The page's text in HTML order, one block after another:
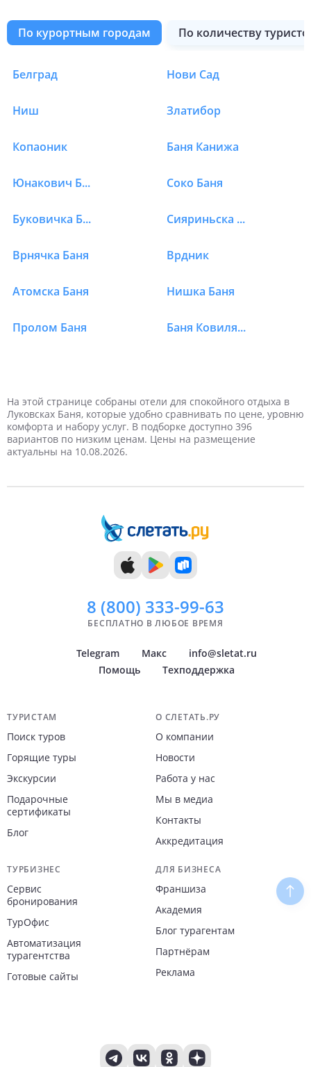
по курортным городам по количеству
Отели в Сербии в
Белград Нови Сад
Ниш Златибор
Копаоник Баня Канижа
Юнакович Баня Соко Баня
Буковичка Баня Сияриньска Баня
Врнячка Баня Врдник
Атомска Баня Нишка Баня
Пролом Баня Баня Ковиляча
3 туриста 4 туриста
3 дня 4 дня
5 дней 6 дней
12 дней
14 дней
Март Апрель
Май Июнь
Декабрь
Недорогие Дорогие
Самые дорогие
На этой странице собраны отели для спокойного отдыха в
Луковсках Баня, которые удобно сравнивать по цене, уровню
комфорта и набору услуг. В подборке доступно 396
вариантов по низким ценам. Цены на размещение
актуальны на 10.08.2026.
8 (800) 333-99-63
БЕСПЛАТНО В ЛЮБОЕ ВРЕМЯ
Telegram Макс
info@sletat.ru
Помощь
Техподдержка
Навигация по сайту
ТУРИСТАМ
Поиск туров
Горящие туры
Экскурсии
Подарочные
сертификаты
Блог
О СЛЕТАТЬ.РУ
О компании
Новости
Работа у нас
Мы в медиа
Контакты
Аккредитация
ТУРБИЗНЕС
Сервис
бронирования
ТурОфис
Автоматизация
турагентства
Готовые сайты
ДЛЯ БИЗНЕСА
Франшиза
Академия
Блог турагентам
Партнёрам
Реклама